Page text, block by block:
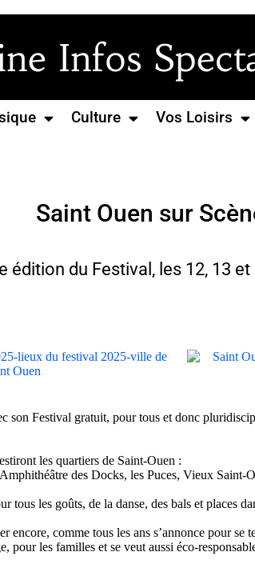
Infos
Culture Vos Loisirs
Saint Ouen sur
édition du Festival, les 12, 13
son Festival gratuit, pour tous et donc
les quartiers de Saint-Ouen :
des Docks, les Puces, Vieux
tous les goûts, de la danse, des bals et places
encore, comme tous les ans s’annonce pour se
pourles familles et se veut aussi éco-